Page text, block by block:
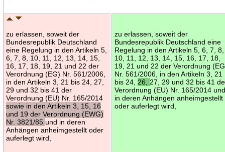
zu erlassen, soweit der
Bundesrepublik Deutschland
eine Regelung in den Artikeln 5,
6, 7, 8, 10, 11, 12, 13, 14, 15,
16, 17, 18, 19, 21 und 22 der
Verordnung (EG) Nr. 561/2006,
in den Artikeln 3, 21 bis 24, 27,
29 und 32 bis 41 der
Verordnung (EU) Nr. 165/2014
sowie in den Artikeln 3, 15, 16
und 19 der Verordnung (EWG)
Nr. 3821/85und in deren
Anhängen anheimgestellt oder
auferlegt wird,
zu erlassen, soweit der
Bundesrepublik Deutschland eine
Regelung in den Artikeln 5, 6, 7, 8,
10, 11, 12, 13, 14, 15, 16, 17, 18,
19, 21 und 22 der Verordnung
Nr. 561/2006, in den Artikeln 3, 21
bis 24, 26, 27, 29 und 32 bis 41
Verordnung (EU) Nr. 165/2014
in deren Anhängen anheimgestellt
oder auferlegt wird,